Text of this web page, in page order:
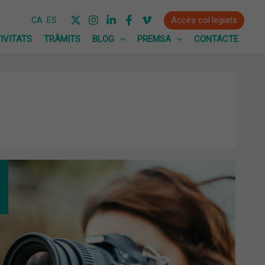
CA ES
Accés col·legiats
TRÀMITS BLOG PREMSA CONTACTE